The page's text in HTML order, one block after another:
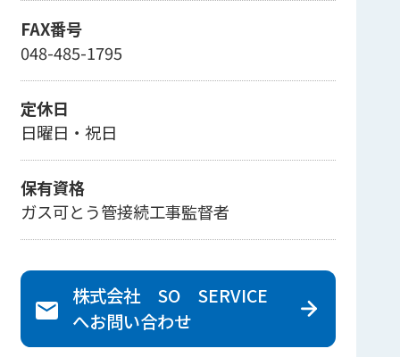
FAX番号
048-485-1795
定休日
日曜日・祝日
保有資格
ガス可とう管接続工事監督者
株式会社 SO SERVICE
へお問い合わせ